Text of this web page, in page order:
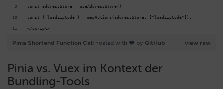
const addressStore = useAddressStore();
const { loadZipCode } = mapActions(addressStore, ["loadZipCode"]);
</script>
view raw
Pinia Shortend Function Call hosted with ❤ by GitHub
Pinia vs. Vuex im Kontext der
Bundling-Tools